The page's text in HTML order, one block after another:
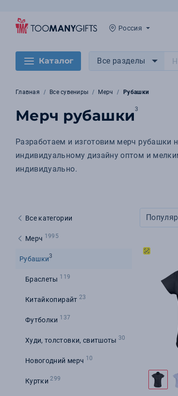
Россия
Каталог Все разделы
Главная Все сувениры Мерч Рубашки
Мерч рубашки3
Разработаем и изготовим мерч рубашки
индивидуальному дизайну оптом и
индивидуально.
Все категории
Мерч 1995
Рубашки3
Браслеты 119
Китайкопирайт 23
Футболки 137
Худи, толстовки, свитшоты 30
Новогодний мерч 10
Куртки299